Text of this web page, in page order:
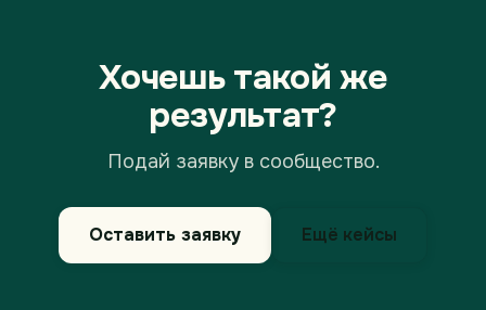
Хочешь такой же
результат?
Подай заявку в сообщество.
Оставить заявку Ещё кейсы